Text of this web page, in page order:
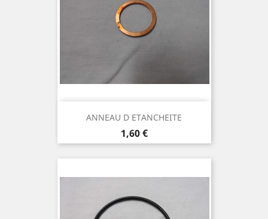
ANNEAU D ETANCHEITE
Prix
1,60 €